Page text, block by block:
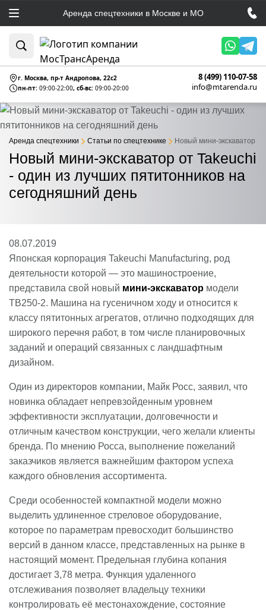
Аренда спецтехники в Москве и МО
г. Москва, пр-т Андропова, 22c2
пн-пт: 09:00-22:00, сб-вс: 09:00-20:00
8 (499) 110-07-58
info@mtarenda.ru
Новый мини-экскаватор от Takeuchi
- один из лучших пятитонников на
сегодняшний день
Аренда спецтехники Статьи по спецтехнике Новый мини-экскаватор
08.07.2019
Японская корпорация Takeuchi Manufacturing, род
деятельности которой — это машиностроение,
представила свой новый мини-экскаватор модели
TB250-2. Машина на гусеничном ходу и относится к
классу пятитонных агрегатов, отлично подходящих для
широкого перечня работ, в том числе планировочных
заданий и операций связанных с ландшафтным
дизайном.
Один из директоров компании, Майк Росс, заявил, что
новинка обладает непревзойденным уровнем
эффективности эксплуатации, долговечности и
отличным качеством конструкции, чего желали клиенты
бренда. По мнению Росса, выполнение пожеланий
заказчиков является важнейшим фактором успеха
каждого обновления ассортимента.
Среди особенностей компактной модели можно
выделить удлиненное стреловое оборудование,
которое по параметрам превосходит большинство
версий в данном классе, представленных на рынке в
настоящий момент. Предельная глубина копания
достигает 3,78 метра. Функция удаленного
отслеживания позволяет владельцу техники
контролировать её местонахождение, состояние